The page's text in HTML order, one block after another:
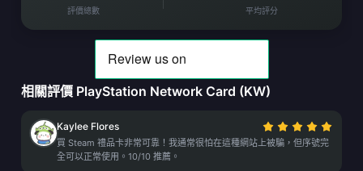
評價總數 平均評分
相關評價 PlayStation Network Card (KW)
Kaylee Flores
買 Steam 禮品卡非常可靠！我通常很怕在這種網站上被騙，但序號完
全可以正常使用。10/10 推薦。